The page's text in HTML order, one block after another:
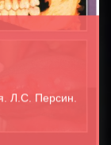
Л.С. Персин.